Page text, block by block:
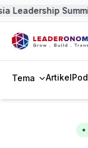
Leadership
Tema Artikel